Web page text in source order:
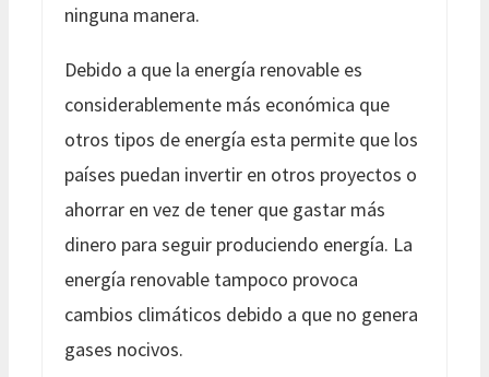
ninguna manera.
Debido a que la energía renovable es
considerablemente más económica que
otros tipos de energía esta permite que los
países puedan invertir en otros proyectos o
ahorrar en vez de tener que gastar más
dinero para seguir produciendo energía. La
energía renovable tampoco provoca
cambios climáticos debido a que no genera
gases nocivos.